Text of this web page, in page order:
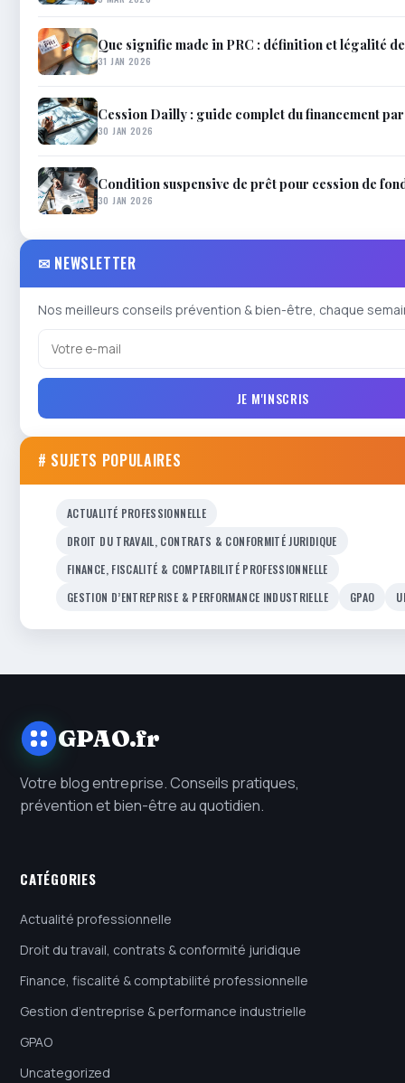
Que signifie made in PRC : définition et légalité
31 JAN 2026
Cession Dailly : guide complet du financement
30 JAN 2026
Condition suspensive de prêt pour cession de
30 JAN 2026
✉ NEWSLETTER
Nos meilleurs conseils prévention & bien-être, chaque
JE M'INSCRIS
# SUJETS POPULAIRES
ACTUALITÉ PROFESSIONNELLE
DROIT DU TRAVAIL, CONTRATS & CONFORMITÉ JURIDIQUE
FINANCE, FISCALITÉ & COMPTABILITÉ PROFESSIONNELLE
GESTION D’ENTREPRISE & PERFORMANCE INDUSTRIELLE
GPAO
GPAO.fr
Votre blog entreprise. Conseils pratiques,
prévention et bien-être au quotidien.
CATÉGORIES
Actualité professionnelle
Droit du travail, contrats & conformité juridique
Finance, fiscalité & comptabilité professionnelle
Gestion d’entreprise & performance industrielle
GPAO
Uncategorized